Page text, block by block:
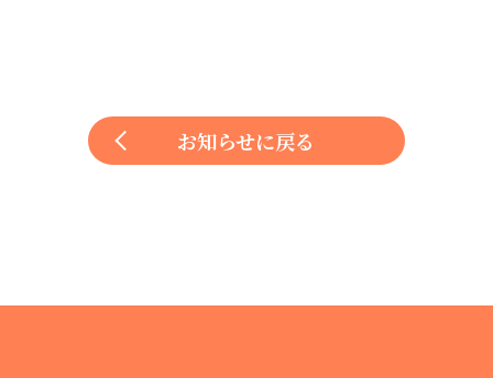
お知らせに戻る